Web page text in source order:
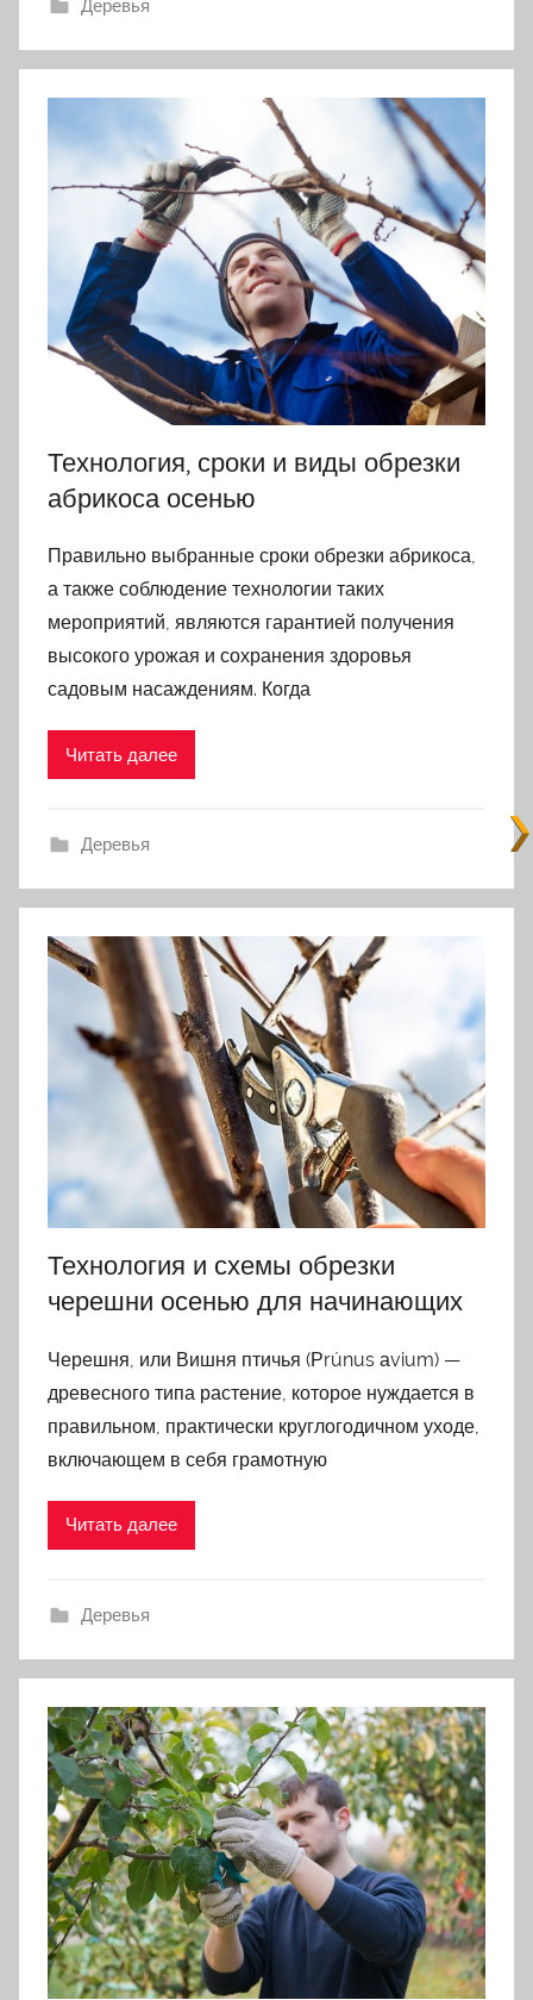
Деревья
Технология, сроки и виды обрезки
абрикоса осенью
Правильно выбранные сроки обрезки абрикоса,
а также соблюдение технологии таких
мероприятий, являются гарантией получения
высокого урожая и сохранения здоровья
садовым насаждениям. Когда
Читать далее
Деревья
Технология и схемы обрезки
черешни осенью для начинающих
Черешня, или Вишня птичья (Рrúnus аvium) —
древесного типа растение, которое нуждается в
правильном, практически круглогодичном уходе,
включающем в себя грамотную
Читать далее
Деревья